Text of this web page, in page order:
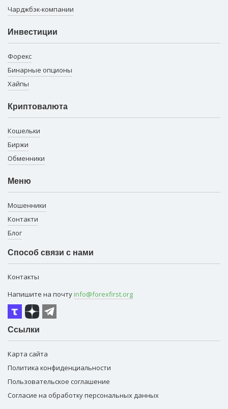
Чарджбэк-компании
Инвестиции
Форекс
Бинарные опционы
Хайпы
Криптовалюта
Кошельки
Биржи
Обменники
Меню
Мошенники
Контакти
Блог
Способ связи с нами
Контакты
Напишите на почту info@forexfirst.org
Ссылки
Карта сайта
Политика конфиденциальности
Пользовательское соглашение
Согласие на обработку персональных данных